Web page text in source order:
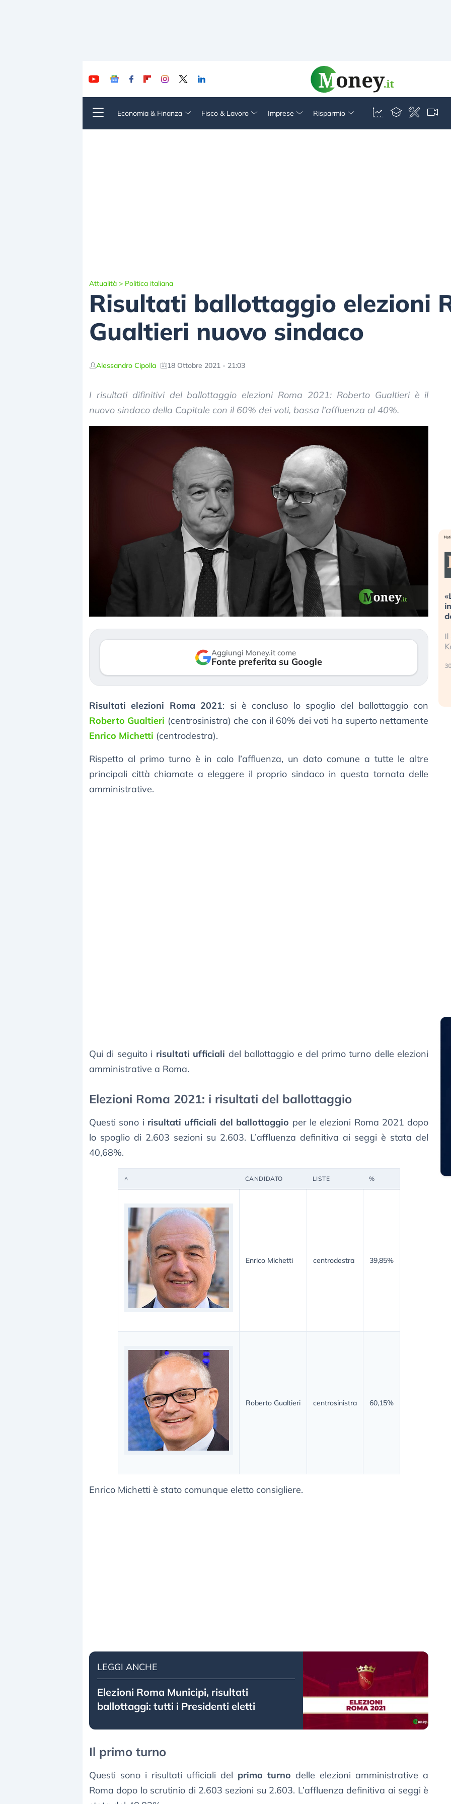
Economia & Finanza Fisco & Lavoro Imprese Risparmio
Attualità > Politica italiana
Risultati ballottaggio elezioni
Gualtieri nuovo sindaco
Alessandro Cipolla 18 Ottobre 2021 - 21:03
I risultati difinitivi del ballottaggio elezioni Roma 2021: Roberto Gualtieri è il
nuovo sindaco della Capitale con il 60% dei voti, bassa l’affluenza al 40%.
Aggiungi Money.it come
Fonte preferita su Google
Risultati elezioni Roma 2021: si è concluso lo spoglio del ballottaggio con
Roberto Gualtieri (centrosinistra) che con il 60% dei voti ha superto nettamente
Enrico Michetti (centrodestra).
Rispetto al primo turno è in calo l’affluenza, un dato comune a tutte le altre
principali città chiamate a eleggere il proprio sindaco in questa tornata delle
amministrative.
Qui di seguito i risultati ufficiali del ballottaggio e del primo turno delle elezioni
amministrative a Roma.
Elezioni Roma 2021: i risultati del ballottaggio
Questi sono i risultati ufficiali del ballottaggio per le elezioni Roma 2021 dopo
lo spoglio di 2.603 sezioni su 2.603. L’affluenza definitiva ai seggi è stata del
40,68%.
^ CANDIDATO LISTE %
Enrico Michetti centrodestra 39,85%
Roberto Gualtieri centrosinistra 60,15%
Enrico Michetti è stato comunque eletto consigliere.
LEGGI ANCHE
Elezioni Roma Municipi, risultati
ballottaggi: tutti i Presidenti eletti
Il primo turno
Questi sono i risultati ufficiali del primo turno delle elezioni amministrative a
Roma dopo lo scrutinio di 2.603 sezioni su 2.603. L’affluenza definitiva ai seggi è
Dalle valutazioni estreme alla
correzione. Cosa sta guidando il
repricing degli asset?
verso le (…)
3 agosto 2026
«La mia vita è rovinata».
in preda al panico dopo lo scoppio
della bolla AI
Il crollo della bolla AI travolge il
Kospi, mentre gli investitori retail
30 luglio 2026